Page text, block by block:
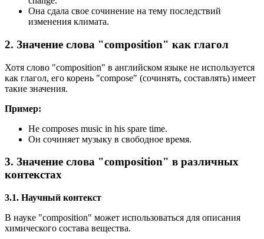
Она сдала свое сочинение на тему последствий
изменения климата.
2. Значение слова "composition" как глагол
Хотя слово "composition" в английском языке не используется
как глагол, его корень "compose" (сочинять, составлять) имеет
такие значения.
Пример:
He composes music in his spare time.
Он сочиняет музыку в свободное время.
3. Значение слова "composition" в различных
контекстах
3.1. Научный контекст
В науке "composition" может использоваться для описания
химического состава вещества.